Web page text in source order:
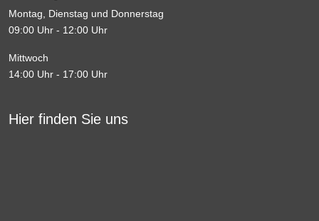
Montag, Dienstag und Donnerstag
09:00 Uhr - 12:00 Uhr
Mittwoch
14:00 Uhr - 17:00 Uhr
Hier finden Sie uns